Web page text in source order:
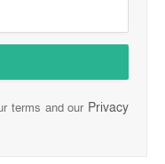
terms and our Privacy